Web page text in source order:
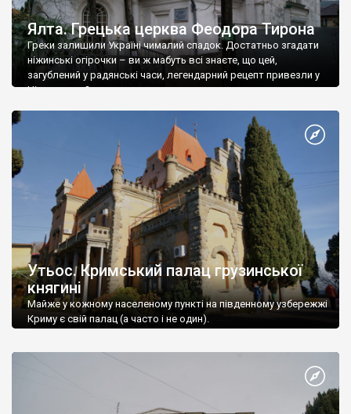
Ялта. Грецька церква Феодора Тирона
Греки залишили Україні чималий спадок. Достатньо згадати
ніжинські огірочки – ви ж мабуть всі знаєте, що цей,
загублений у радянські часи, легендарний рецепт привезли у
Ніжин греки?
Утьос. Кримський палац грузинської
княгині
Майже у кожному населеному пункті на південному узбережжі
Криму є свій палац (а часто і не один).